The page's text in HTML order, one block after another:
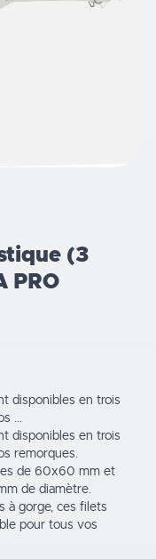
(3
PRO
disponibles en trois
...
disponibles en trois
remorques.
de 60x60 mm et
de diamètre.
à gorge, ces filets
pour tous vos